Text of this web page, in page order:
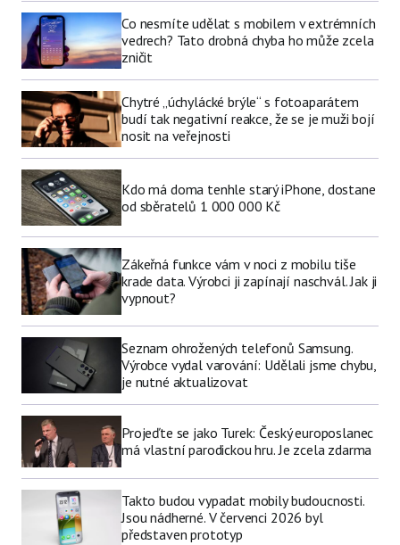
Co nesmíte udělat s mobilem v extrémních
vedrech? Tato drobná chyba ho může zcela
zničit
Chytré „úchylácké brýle“ s fotoaparátem
budí tak negativní reakce, že se je muži bojí
nosit na veřejnosti
Kdo má doma tenhle starý iPhone, dostane
od sběratelů 1 000 000 Kč
Zákeřná funkce vám v noci z mobilu tiše
krade data. Výrobci ji zapínají naschvál. Jak ji
vypnout?
Seznam ohrožených telefonů Samsung.
Výrobce vydal varování: Udělali jsme chybu,
je nutné aktualizovat
Projeďte se jako Turek: Český europoslanec
má vlastní parodickou hru. Je zcela zdarma
Takto budou vypadat mobily budoucnosti.
Jsou nádherné. V červenci 2026 byl
představen prototyp